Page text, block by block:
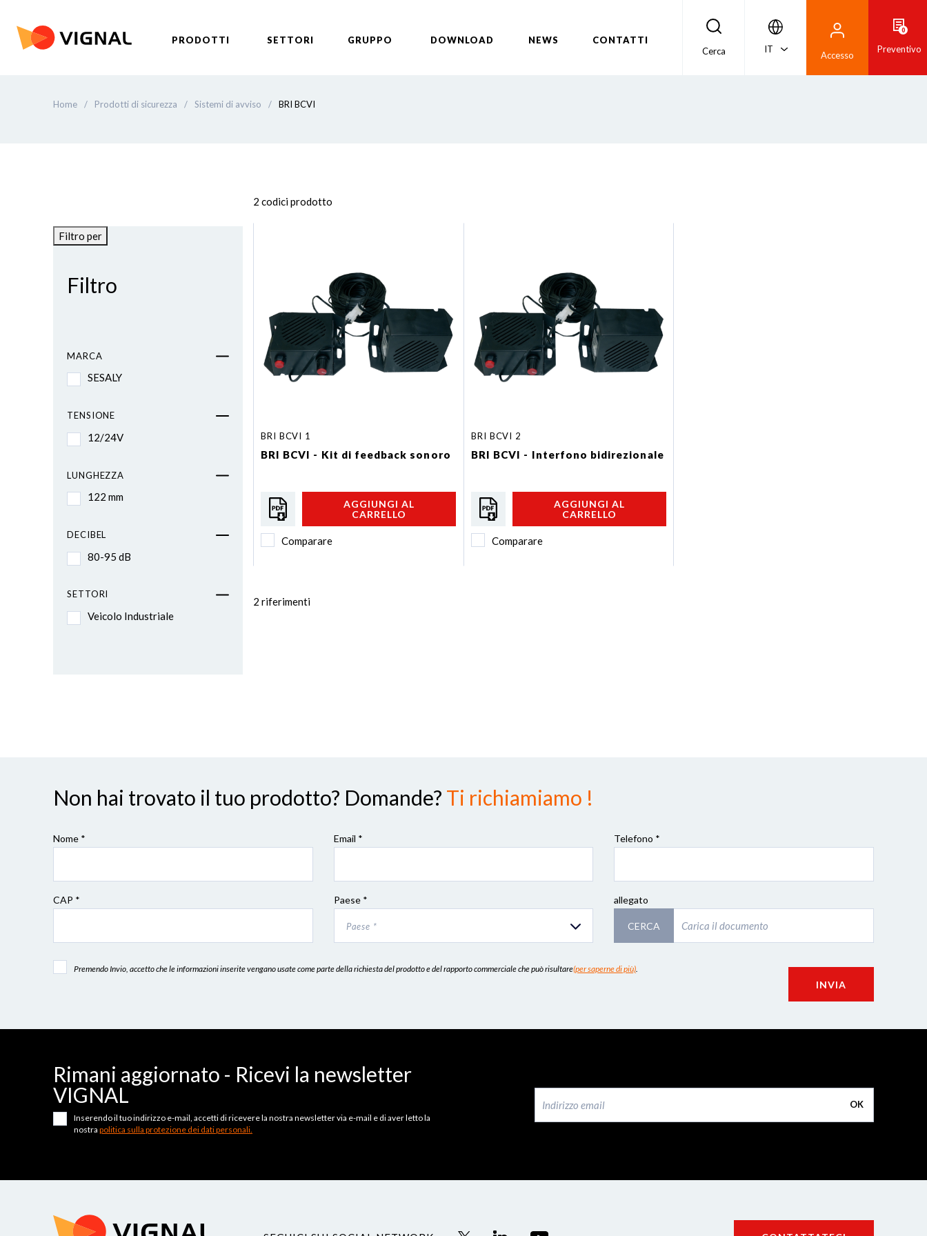
PRODOTTI SETTORI GRUPPO DOWNLOAD NEWS
CONTATTI
Cerca
IT
Accesso
0
Preventivo
Home / Prodotti di sicurezza / Sistemi di avviso / BRI BCVI
Filtro per
Filtro
MARCA
SESALY
TENSIONE
12/24V
LUNGHEZZA
122 mm
DECIBEL
80-95 dB
SETTORI
Veicolo Industriale
2 codici prodotto
BRI BCVI 1
BRI BCVI - Kit di feedback sonoro
AGGIUNGI AL
CARRELLO
Comparare
BRI BCVI 2
BRI BCVI - Interfono bidirezionale
AGGIUNGI AL
CARRELLO
Comparare
2 riferimenti
Non hai trovato il tuo prodotto? Domande? Ti richiamiamo !
Nome * Email * Telefono *
CAP * Paese *
Paese *
allegato
CERCA
Premendo Invio, accetto che le informazioni inserite vengano usate come parte della richiesta del prodotto e del rapporto commerciale che può risultare(per saperne di più).
INVIA
Rimani aggiornato - Ricevi la newsletter
VIGNAL
OK
Inserendo il tuo indirizzo e-mail, accetti di ricevere la nostra newsletter via e-mail e di aver letto la
nostra politica sulla protezione dei dati personali.